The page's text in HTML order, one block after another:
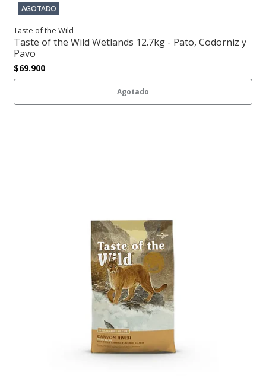
AGOTADO
Taste of the Wild
Taste of the Wild Wetlands 12.7kg - Pato, Codorniz y
Pavo
$69.900
Agotado